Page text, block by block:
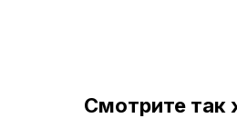
Смотрите так